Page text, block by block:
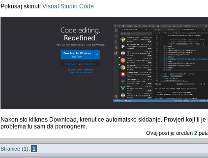
Pokusaj skinuti Visual Studio Code
Nakon sto kliknes Download, krenut ce automatsko skidanje. Provjeri koji ti
problema tu sam da pomognem.
Ovaj post je ureden2
Stranice (1): 1